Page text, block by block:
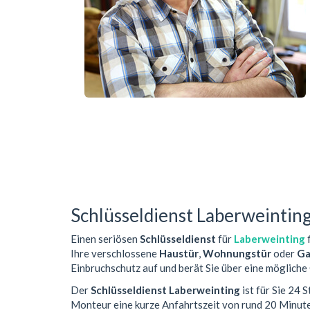
Schlüsseldienst
Einen seriösen Schlüsseldienst für Laberweinting
Ihre verschlossene Haustür,Wohnungstüroder
Einbruchschutz auf und berät Sie über eine
DerSchlüsseldienst Laberweinting ist für Sie 24
Monteur eine kurze Anfahrtszeit von rund 20